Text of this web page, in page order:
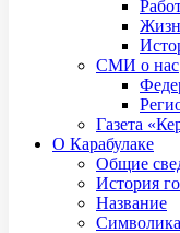
СМИ о нас
Газета
О Карабулаке
Общие
История
Название
Символика